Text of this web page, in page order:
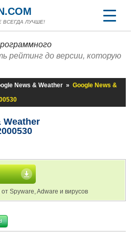
ВСЕГДА ЛУЧШЕ!
рейтинг до версии, которую
News & Weather » Google News &
Weather
Spyware, Adware и вирусов